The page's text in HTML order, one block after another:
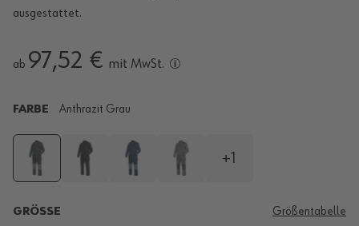
ausgestattet.
ab 97,52 € mit MwSt.
FARBE Anthrazit Grau
+1
GRÖSSE Größentabelle